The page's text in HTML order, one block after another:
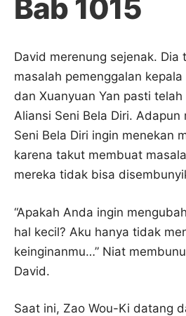
Bab 1015
David merenung sejenak. Dia
masalah pemenggalan
dan Xuanyuan Yan pasti
Aliansi Seni Bela Diri. Adapun
Seni Bela Diri ingin menekan
karena takut membuat
mereka tidak bisa
“Apakah Anda ingin
hal kecil? Aku hanya tidak
keinginanmu…” Niat
David.
Saat ini, Zao Wou-Ki datang